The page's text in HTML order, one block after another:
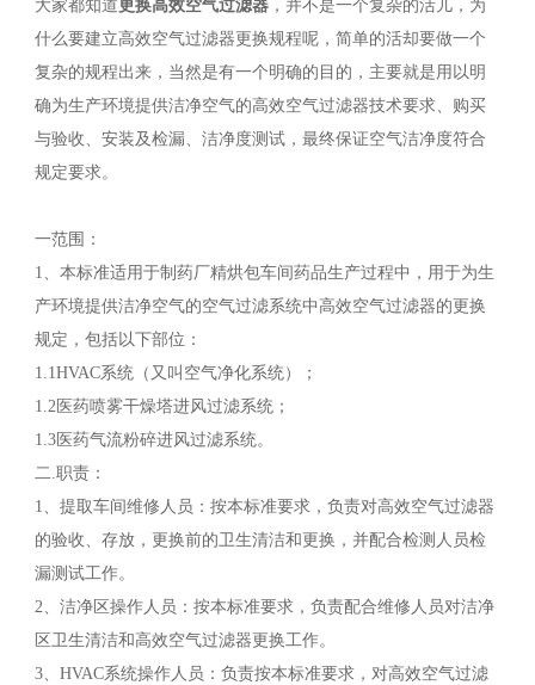
大家都知道更换高效空气过滤器，并不是一个复杂的活儿，为
什么要建立高效空气过滤器更换规程呢，简单的活却要做一个
复杂的规程出来，当然是有一个明确的目的，主要就是用以明
确为生产环境提供洁净空气的高效空气过滤器技术要求、购买
与验收、安装及检漏、洁净度测试，最终保证空气洁净度符合
规定要求。
一范围：
1、本标准适用于制药厂精烘包车间药品生产过程中，用于为生
产环境提供洁净空气的空气过滤系统中高效空气过滤器的更换
规定，包括以下部位：
1.1HVAC系统（又叫空气净化系统）；
1.2医药喷雾干燥塔进风过滤系统；
1.3医药气流粉碎进风过滤系统。
二.职责：
1、提取车间维修人员：按本标准要求，负责对高效空气过滤器
的验收、存放，更换前的卫生清洁和更换，并配合检测人员检
漏测试工作。
2、洁净区操作人员：按本标准要求，负责配合维修人员对洁净
区卫生清洁和高效空气过滤器更换工作。
3、HVAC系统操作人员：负责按本标准要求，对高效空气过滤